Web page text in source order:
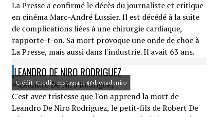
La Presse a confirmé le décès du journaliste et critique
en cinéma Marc-André Lussier. Il est décédé à la suite
de complications liées à une chirurgie cardiaque,
rapporte-t-on. Sa mort provoque une onde de choc à
La Presse, mais aussi dans l'industrie. Il avait 63 ans.
LEANDRO DE NIRO RODRIGUEZ
Crédit: Credit: Instagram @drenadeniro
C'est avec tristesse que l'on apprend la mort de
Leandro De Niro Rodriguez, le petit-fils de Robert De